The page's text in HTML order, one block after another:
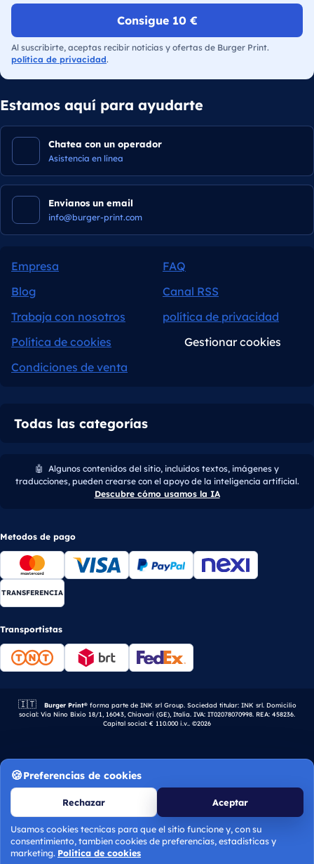
Consigue 10 €
Al suscribirte, aceptas recibir noticias y ofertas de Burger Print.
política de privacidad.
Estamos aquí para ayudarte
Chatea con un operador
Asistencia en línea
Envianos un email
info@burger-print.com
Empresa
FAQ
Blog
Canal RSS
Trabaja con nosotros
política de privacidad
Política de cookies
Gestionar cookies
Condiciones de venta
Todas las categorías
🤖 Algunos contenidos del sitio, incluidos textos, imágenes y
traducciones, pueden crearse con el apoyo de la inteligencia artificial.
Descubre cómo usamos la IA
Metodos de pago
TRANSFERENCIA
Transportistas
🇮🇹 Empresa italiana.
Burger Print®forma parte de INK srl Group. Sociedad titular: INK srl. Domicilio
social: Via Nino Bixio 18/1, 16043, Chiavari (GE), Italia. IVA: IT02078070998. REA: 458236.
Capital social: € 110.000 i.v.. ©2026
Preferencias de cookies
Rechazar Aceptar
Usamos cookies tecnicas para que el sitio funcione y, con su
consentimiento, tambien cookies de preferencias, estadisticas y
marketing. Politica de cookies
Calcular presupuesto